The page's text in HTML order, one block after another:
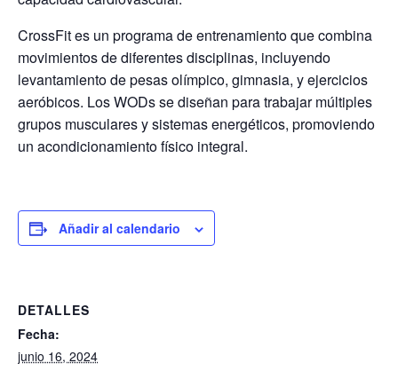
CrossFit es un programa de entrenamiento que combina
movimientos de diferentes disciplinas, incluyendo
levantamiento de pesas olímpico, gimnasia, y ejercicios
aeróbicos. Los WODs se diseñan para trabajar múltiples
grupos musculares y sistemas energéticos, promoviendo
un acondicionamiento físico integral.
Añadir al calendario
DETALLES
Fecha:
junio 16, 2024